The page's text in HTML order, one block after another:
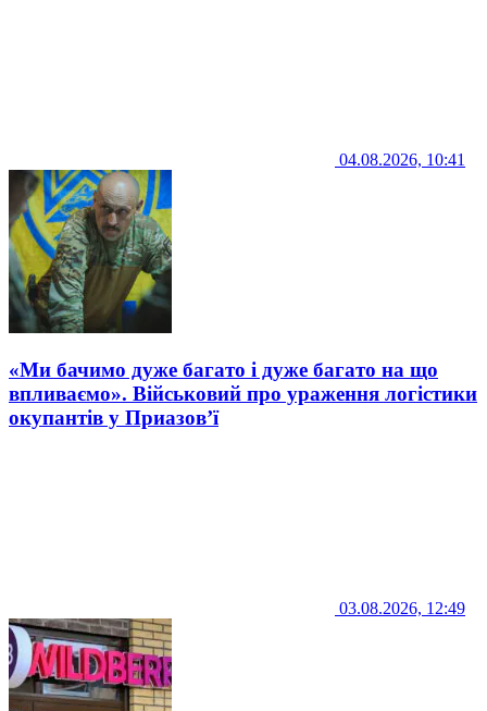
04.08.2026, 10:41
«Ми бачимо дуже багато і дуже багато на що
впливаємо». Військовий про ураження логістики
окупантів у Приазов’ї
03.08.2026, 12:49